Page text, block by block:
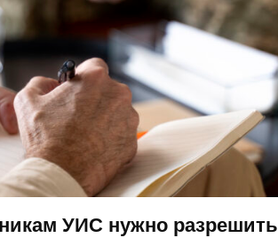
УИС нужно разрешить